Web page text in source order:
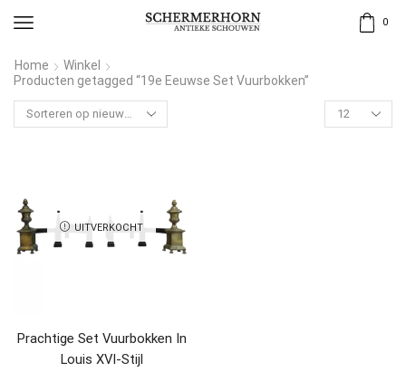
0
Home
Winkel
Producten getagged “19e Eeuwse Set Vuurbokken”
UITVERKOCHT
Prachtige Set Vuurbokken In
Louis XVI-Stijl